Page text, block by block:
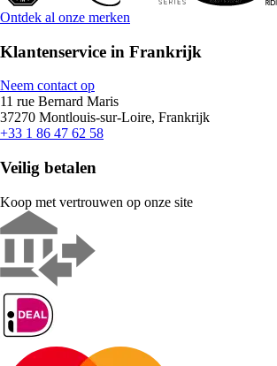
Ontdek al onze merken
Klantenservice in Frankrijk
Neem contact op
11 rue Bernard Maris
37270 Montlouis-sur-Loire, Frankrijk
+33 1 86 47 62 58
Veilig betalen
Koop met vertrouwen op onze site